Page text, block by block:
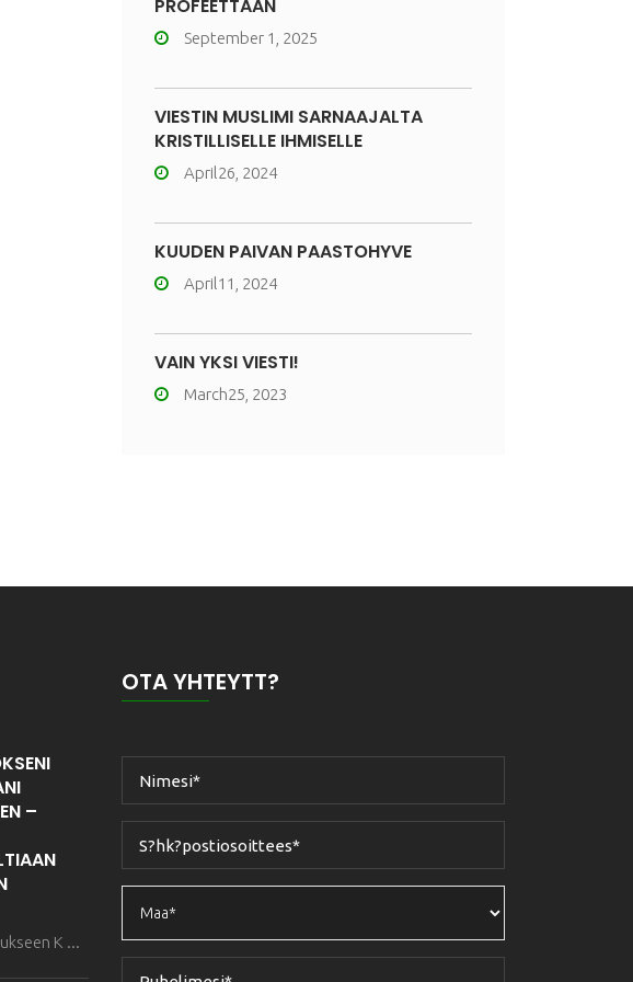
PROFEETTAAN
September 1, 2025
VIESTIN MUSLIMI SARNAAJALTA
KRISTILLISELLE IHMISELLE
April26, 2024
KUUDEN PÄIVÄN PAASTOHYVE
April11, 2024
VAIN YKSI VIESTI!
March25, 2023
–
K ...
OTA YHTEYTT?